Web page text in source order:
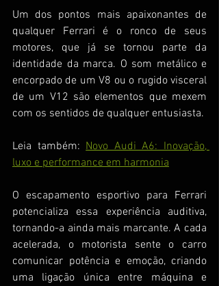
Um dos pontos mais apaixonantes de
qualquer Ferrari é o ronco de seus
motores, que já se tornou parte da
identidade da marca. O som metálico e
encorpado de um V8 ou o rugido visceral
de um V12 são elementos que mexem
com os sentidos de qualquer entusiasta.
Leia também: Novo Audi A6: Inovação,
luxo e performance em harmonia
O escapamento esportivo para Ferrari
potencializa essa experiência auditiva,
tornando-a ainda mais marcante. A cada
acelerada, o motorista sente o carro
comunicar potência e emoção, criando
uma ligação única entre máquina e